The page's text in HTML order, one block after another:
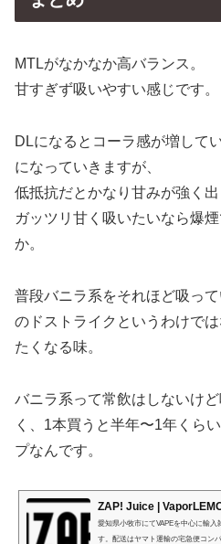
MTLがなかなか高バランス。
甘すぎず吸いやすい感じです。
DLになるとコーラ感が増して
になっていきますが、
低抵抗だとかなり甘みが強く出
ガッツリ甘く吸いたいなら爆
か。
普段バニラ系をそれほど吸っ
のドストライクというわけで
たくなる味。
バニラ系って常飲はしないけ
く、1本買うと半年〜1年くら
プなんです。
ZAP! Juice |
愛知県小牧市にてVAPEを中心に輸
す。配送はヤマト運輸の宅急便コン